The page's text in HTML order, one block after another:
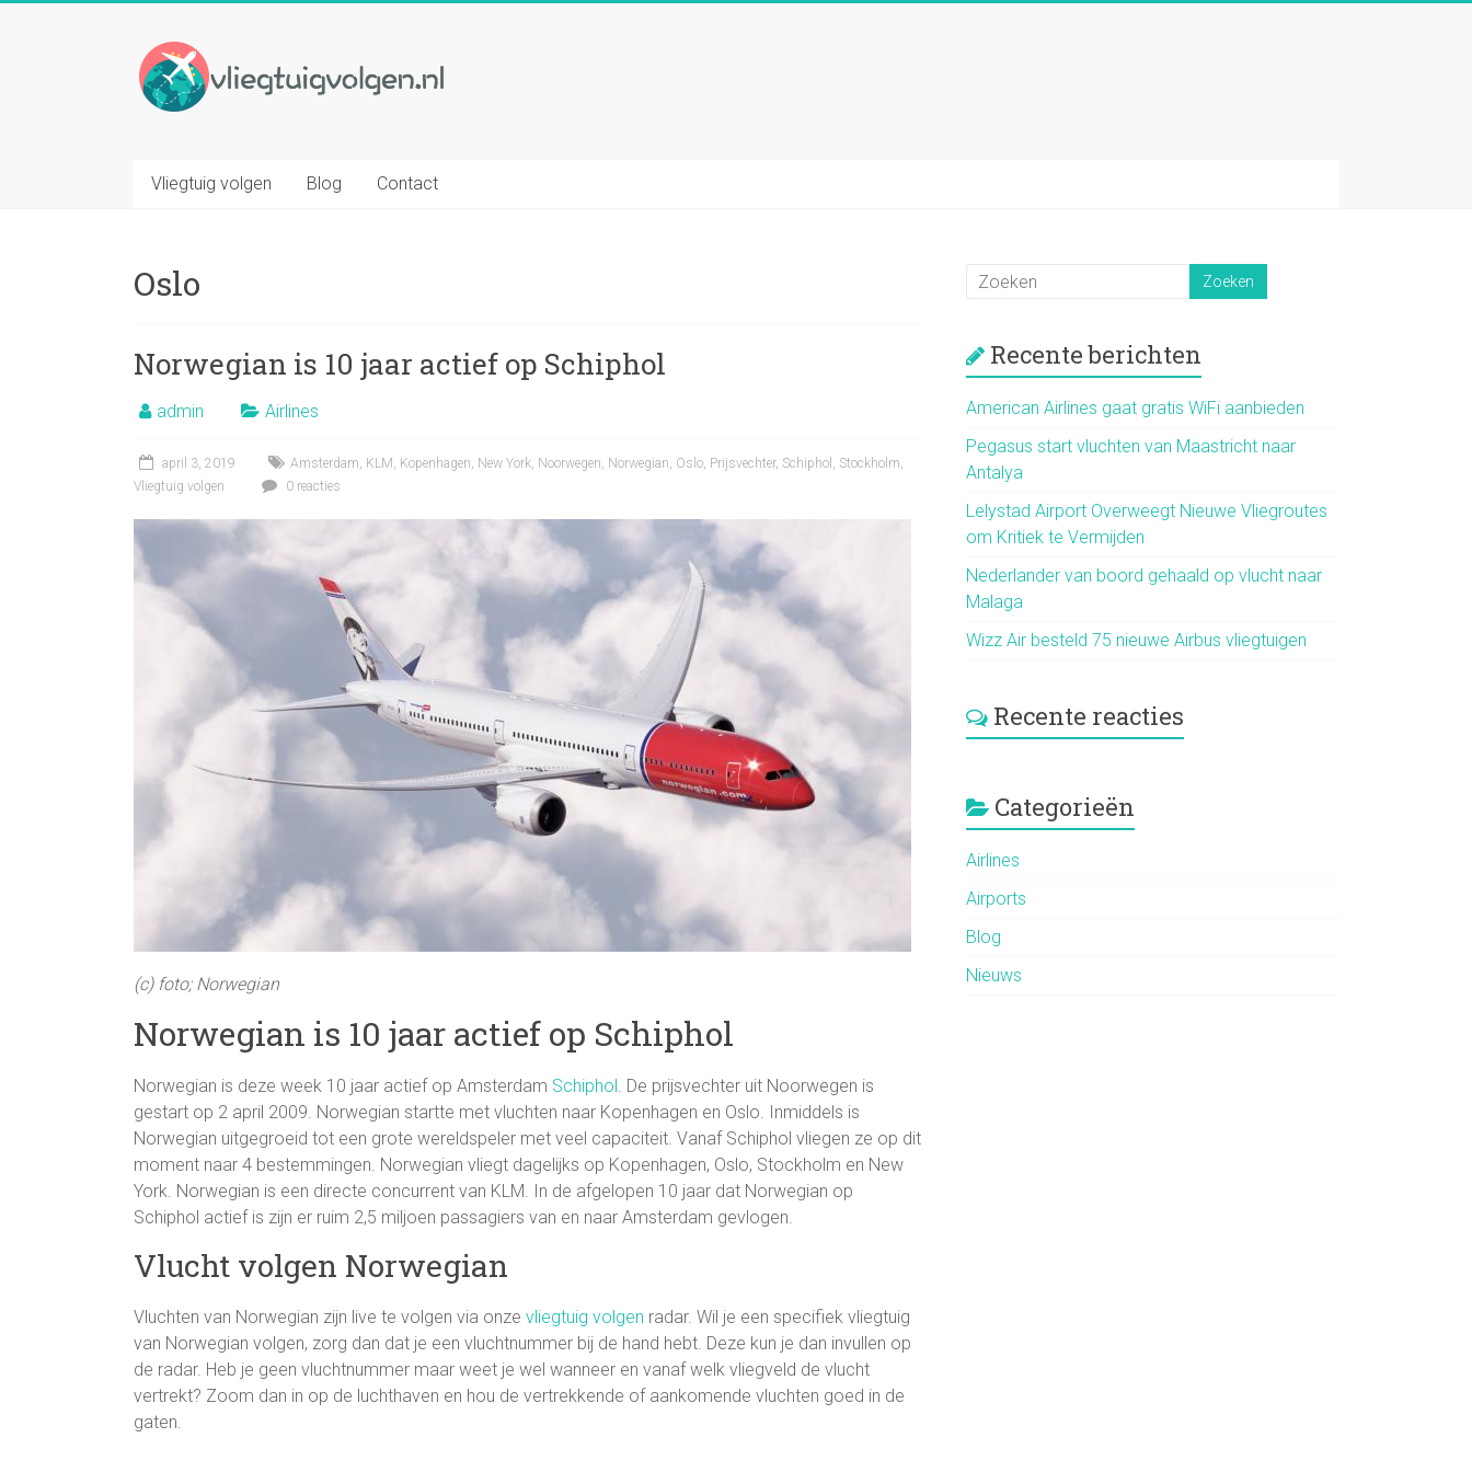
Vliegtuig
volgen
elk
basis
Vliegtuig volgen Blog Contact
Oslo
Norwegian is 10 jaar actief op Schiphol
admin Airlines
april 3, 2019 Amsterdam, KLM , Kopenhagen, New York, Noorwegen, Norwegian, Oslo, Prijsvechter, Schiphol , Stockholm,
Vliegtuig volgen
0 reacties
(c) foto; Norwegian
Norwegian is 10 jaar actief op Schiphol
Norwegian is deze week 10 jaar actief op Amsterdam Schiphol. De prijsvechter uit Noorwegen is
gestart op 2 april 2009. Norwegian startte met vluchten naar Kopenhagen en Oslo. Inmiddels is
Norwegian uitgegroeid tot een grote wereldspeler met veel capaciteit. Vanaf Schiphol vliegen ze op dit
moment naar 4 bestemmingen. Norwegian vliegt dagelijks op Kopenhagen, Oslo, Stockholm en New
York. Norwegian is een directe concurrent van KLM. In de afgelopen 10 jaar dat Norwegian op
Schiphol actief is zijn er ruim 2,5 miljoen passagiers van en naar Amsterdam gevlogen.
Vlucht volgen Norwegian
Vluchten van Norwegian zijn live te volgen via onze vliegtuig volgen radar. Wil je een specifiek vliegtuig
van Norwegian volgen, zorg dan dat je een vluchtnummer bij de hand hebt. Deze kun je dan invullen op
de radar. Heb je geen vluchtnummer maar weet je wel wanneer en vanaf welk vliegveld de vlucht
vertrekt? Zoom dan in op de luchthaven en hou de vertrekkende of aankomende vluchten goed in de
gaten.
Recente berichten
American Airlines gaat gratis WiFi aanbieden
Pegasus start vluchten van Maastricht naar
Antalya
Lelystad Airport Overweegt Nieuwe Vliegroutes
om Kritiek te Vermijden
Nederlander van boord gehaald op vlucht naar
Malaga
Wizz Air besteld 75 nieuwe Airbus vliegtuigen
Recente reacties
Categorieën
Airlines
Airports
Blog
Nieuws